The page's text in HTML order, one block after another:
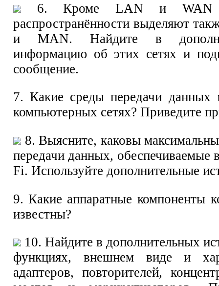
6. Кроме LAN и WAN по
распространённости выделяют
и MAN. Найдите в
информацию об этих сетях и
сообщение.
7. Какие среды передачи данных
компьютерных сетях? Приведите
8. Выясните, каковы
передачи данных, обеспечиваемые
Fi. Используйте дополнительные
9. Какие аппаратные компоненты
известны?
10. Найдите в дополнительных
функциях, внешнем виде и
адаптеров, повторителей,